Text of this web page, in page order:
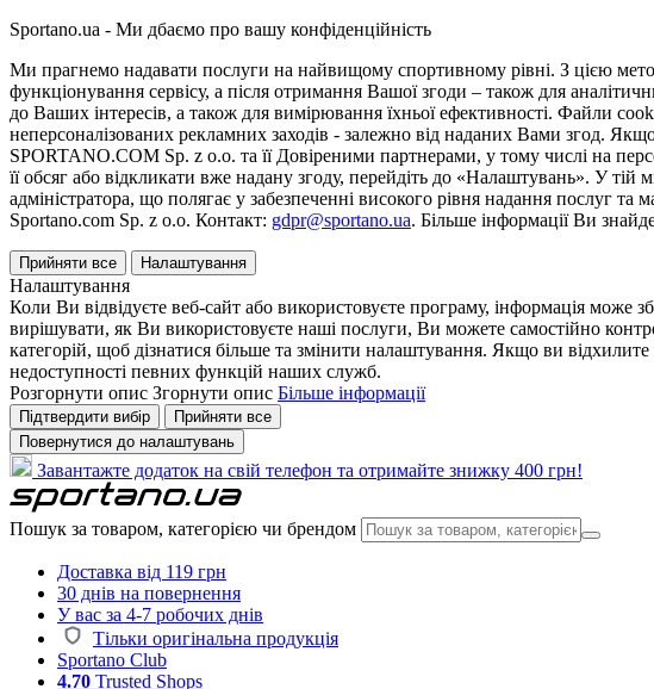
Sportano.ua - Ми дбаємо про вашу конфіденційність
Ми прагнемо надавати послуги на найвищому спортивному рівні. З цією
функціонування сервісу, а після отримання Вашої згоди – також для
до Ваших інтересів, а також для вимірювання їхньої ефективності. Файли
неперсоналізованих рекламних заходів - залежно від наданих Вами згод.
SPORTANO.COM Sp. z o.o. та її Довіреними партнерами, у тому числі на
її обсяг або відкликати вже надану згоду, перейдіть до «Налаштувань». У
адміністратора, що полягає у забезпеченні високого рівня надання послуг
Sportano.com Sp. z o.o. Контакт: gdpr@sportano.ua. Більше інформації Ви
Прийняти все Налаштування
Налаштування
Коли Ви відвідуєте веб-сайт або використовуєте програму, інформація
вирішувати, як Ви використовуєте наші послуги, Ви можете самостійно
категорій, щоб дізнатися більше та змінити налаштування. Якщо ви
недоступності певних функцій наших служб.
Розгорнути опис Згорнути опис Більше інформації
Підтвердити вибір
Прийняти все
Повернутися до налаштувань
Завантажте додаток на свій телефон та отримайте знижку 400 грн!
Пошук за товаром, категорією чи брендом
Доставка від 119 грн
30 днів на повернення
У вас за 4-7 робочих днів
Тільки оригінальна продукція
Sportano Club
4.70 Trusted Shops